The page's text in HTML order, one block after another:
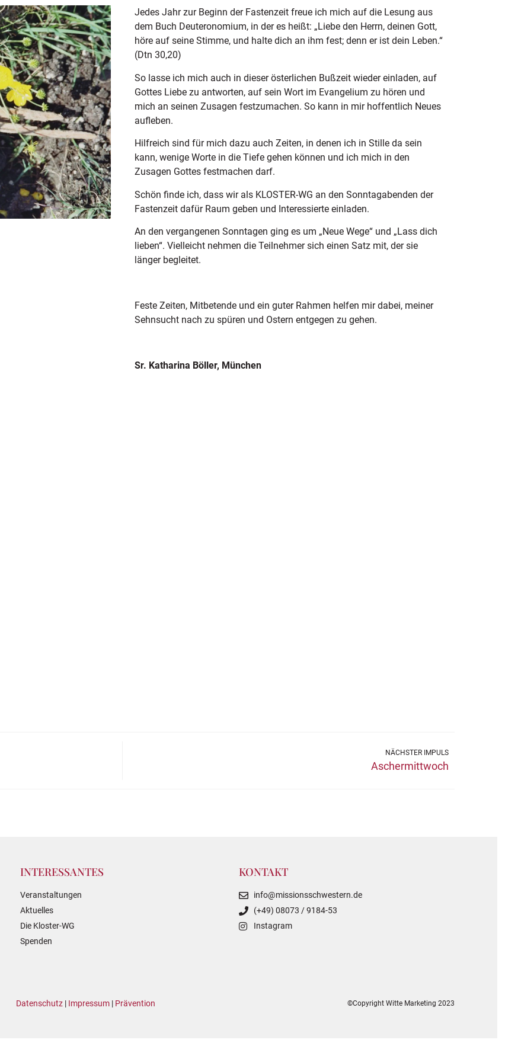
Jedes Jahr zur Beginn der Fastenzeit freue ich mich auf die Lesung aus
dem Buch Deuteronomium, in der es heißt: „Liebe den Herrn, deinen Gott,
höre auf seine Stimme, und halte dich an ihm fest; denn er ist dein Leben.“
(Dtn 30,20)
So lasse ich mich auch in dieser österlichen Bußzeit wieder einladen, auf
Gottes Liebe zu antworten, auf sein Wort im Evangelium zu hören und
mich an seinen Zusagen festzumachen. So kann in mir hoffentlich Neues
aufleben.
Hilfreich sind für mich dazu auch Zeiten, in denen ich in Stille da sein
kann, wenige Worte in die Tiefe gehen können und ich mich in den
Zusagen Gottes festmachen darf.
Schön finde ich, dass wir als KLOSTER-WG an den Sonntagabenden der
Fastenzeit dafür Raum geben und Interessierte einladen.
An den vergangenen Sonntagen ging es um „Neue Wege“ und „Lass dich
lieben“. Vielleicht nehmen die Teilnehmer sich einen Satz mit, der sie
länger begleitet.
Feste Zeiten, Mitbetende und ein guter Rahmen helfen mir dabei, meiner
Sehnsucht nach zu spüren und Ostern entgegen zu gehen.
Sr. Katharina Böller, München
NÄCHSTER IMPULS
Aschermittwoch
INTERESSANTES
Veranstaltungen
Aktuelles
Die Kloster-WG
Spenden
KONTAKT
info@missionsschwestern.de
(+49) 08073 / 9184-53
Instagram
Datenschutz| Impressum| Prävention ©Copyright Witte Marketing 2023